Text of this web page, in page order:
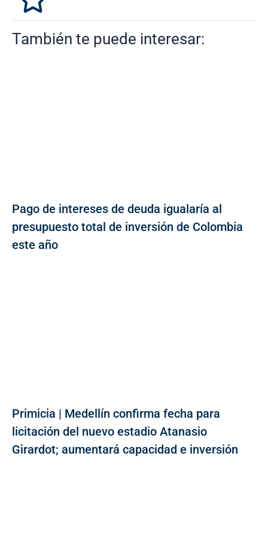
También te puede interesar:
Pago de intereses de deuda igualaría al
presupuesto total de inversión de Colombia
este año
Primicia | Medellín confirma fecha para
licitación del nuevo estadio Atanasio
Girardot; aumentará capacidad e inversión